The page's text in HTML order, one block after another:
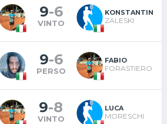
9-6
VINTO
KONSTANTIN
ZALESKI
9-6
PERSO
FABIO
FORASTIERO
9-8
VINTO
LUCA
MORESCHI